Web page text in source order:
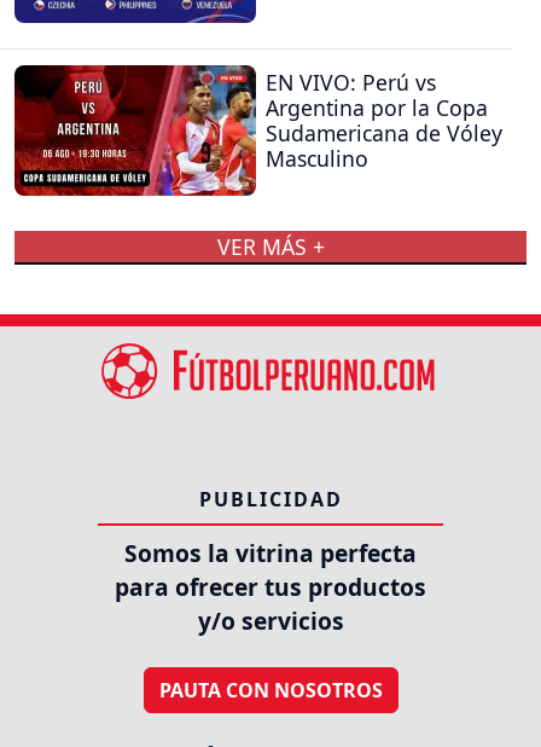
EN VIVO: Perú vs
Argentina por la Copa
Sudamericana de Vóley
Masculino
VER MÁS +
PUBLICIDAD
Somos la vitrina perfecta
para ofrecer tus productos
y/o servicios
PAUTA CON NOSOTROS